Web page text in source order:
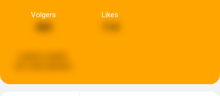
Volgers
460
Likes